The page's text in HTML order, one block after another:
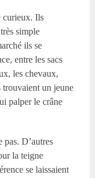
curieux. Ils
simple
ils se
entre les sacs
les chevaux,
trouvaient un jeune
palper le crâne
D’autres
la teigne
se laissaient